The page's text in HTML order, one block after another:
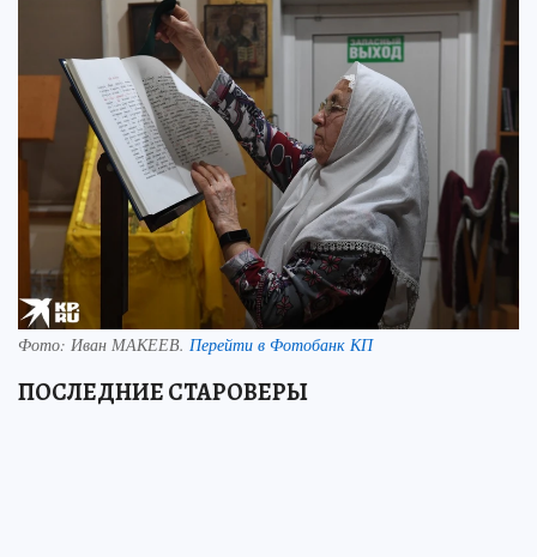
Фото: Иван МАКЕЕВ. Перейти в Фотобанк КП
ПОСЛЕДНИЕ СТАРОВЕРЫ